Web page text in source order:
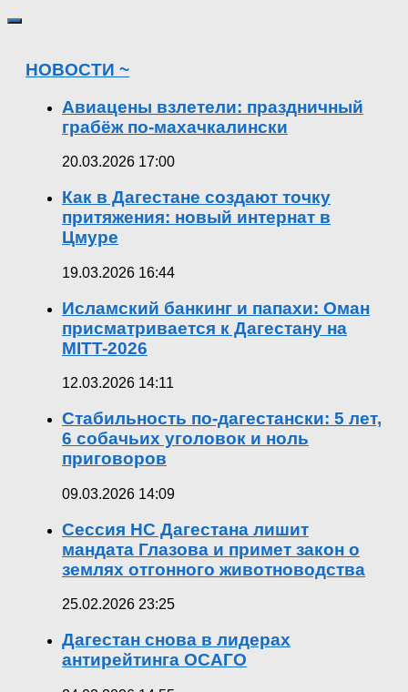
НОВОСТИ ~
Авиацены взлетели: праздничный
грабёж по-махачкалински
20.03.2026 17:00
Как в Дагестане создают точку
притяжения: новый интернат в
Цмуре
19.03.2026 16:44
Исламский банкинг и папахи: Оман
присматривается к Дагестану на
MITT-2026
12.03.2026 14:11
Стабильность по-дагестански: 5 лет,
6 собачьих уголовок и ноль
приговоров
09.03.2026 14:09
Сессия НС Дагестана лишит
мандата Глазова и примет закон о
землях отгонного животноводства
25.02.2026 23:25
Дагестан снова в лидерах
антирейтинга ОСАГО